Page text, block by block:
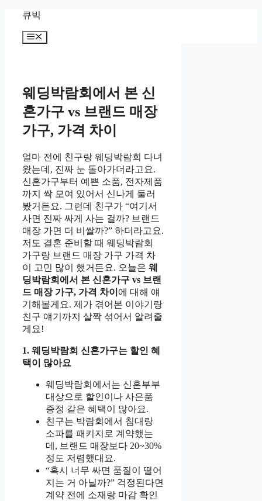
content
큐빅
Menu
웨딩박람회에서 본 신
혼가구 vs 브랜드 매장
가구, 가격 차이
얼마 전에 친구랑 웨딩박람회 다녀
왔는데, 진짜 눈 돌아가더라고요.
신혼가구부터 예쁜 소품, 전자제품
까지 싹 모여 있어서 신나게 둘러
봤거든요. 그런데 친구가 “여기서
사면 진짜 싸게 사는 걸까? 브랜드
매장 가면 더 비쌀까?” 하더라고요.
저도 결혼 준비할 때 웨딩박람회
가구랑 브랜드 매장 가구 가격 차
이 고민 많이 했거든요. 오늘은 웨
딩박람회에서 본 신혼가구 vs 브랜
드 매장 가구, 가격 차이 에 대해 얘
기해볼게요. 제가 겪어본 이야기랑
친구 얘기까지 살짝 섞어서 알려줄
게요!
1. 웨딩박람회 신혼가구는 할인 혜
택이 많아요
웨딩박람회에서는 신혼부부
대상으로 할인이나 사은품
증정 같은 혜택이 많아요.
친구는 박람회에서 침대랑
소파를 패키지로 계약했는
데, 브랜드 매장보다 20~30%
정도 저렴했대요.
“혹시 너무 싸면 품질이 떨어
지는 거 아닐까?” 걱정된다면
계약 전에 소재랑 마감 확인